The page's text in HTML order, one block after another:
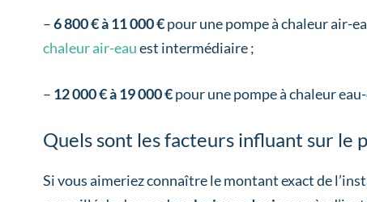
–6 800 € à 11 000 €pour une pompe à chaleur air-
chaleur air-eauest intermédiaire ;
– 12 000 € à 19 000 €pour une pompe à chaleur
Quels sont les facteurs influant sur le
Si vous aimeriez connaître le montant exact de